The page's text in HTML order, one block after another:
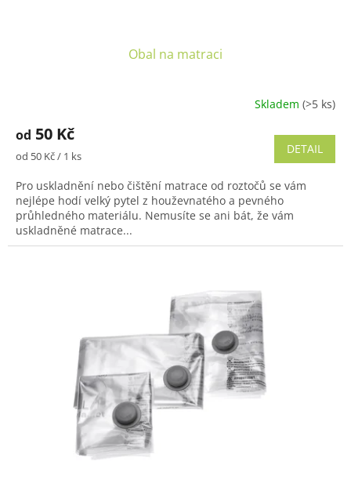
Obal na matraci
Skladem (>5 ks)
od 50 Kč
Měrná
od 50 Kč / 1 ks DETAIL
Pro uskladnění nebo čištění matrace od roztočů se vám
nejlépe hodí velký pytel z houževnatého a pevného
průhledného materiálu. Nemusíte se ani bát, že vám
uskladněné matrace...